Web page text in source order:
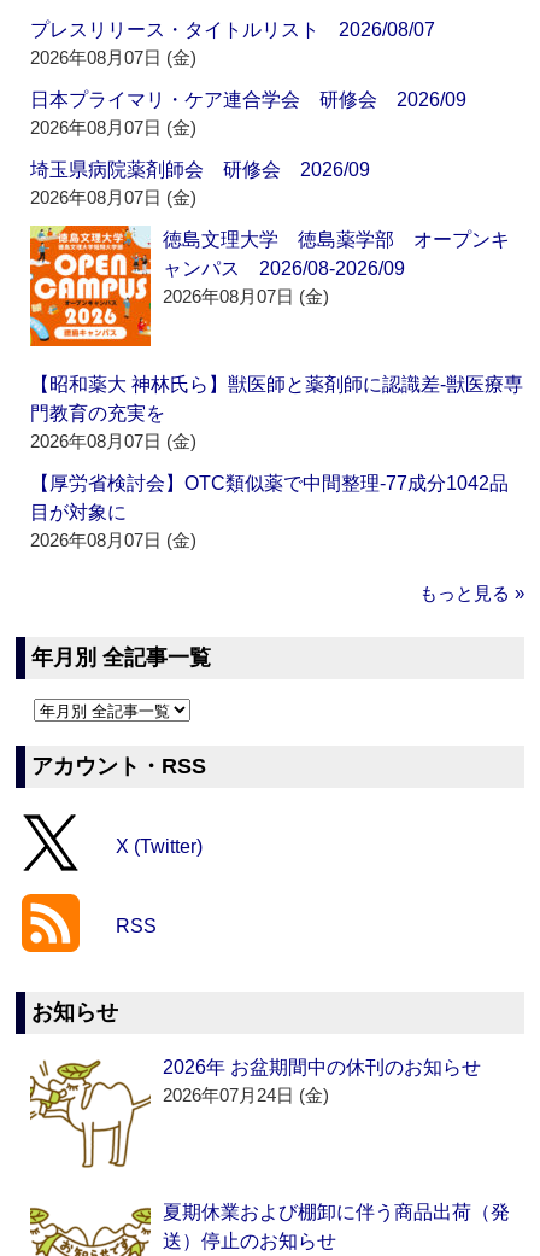
プレスリリース・タイトルリスト 2026/08/07
2026年08月07日 (金)
日本プライマリ・ケア連合学会 研修会 2026/09
2026年08月07日 (金)
埼玉県病院薬剤師会 研修会 2026/09
2026年08月07日 (金)
徳島文理大学 徳島薬学部 オープンキ
ャンパス 2026/08-2026/09
2026年08月07日 (金)
【昭和薬大 神林氏ら】獣医師と薬剤師に認識差‐獣医療専
門教育の充実を
2026年08月07日 (金)
【厚労省検討会】OTC類似薬で中間整理‐77成分1042品
目が対象に
2026年08月07日 (金)
もっと見る »
年月別 全記事一覧
アカウント・RSS
X (Twitter)
RSS
お知らせ
2026年 お盆期間中の休刊のお知らせ
2026年07月24日 (金)
夏期休業および棚卸に伴う商品出荷（発
送）停止のお知らせ